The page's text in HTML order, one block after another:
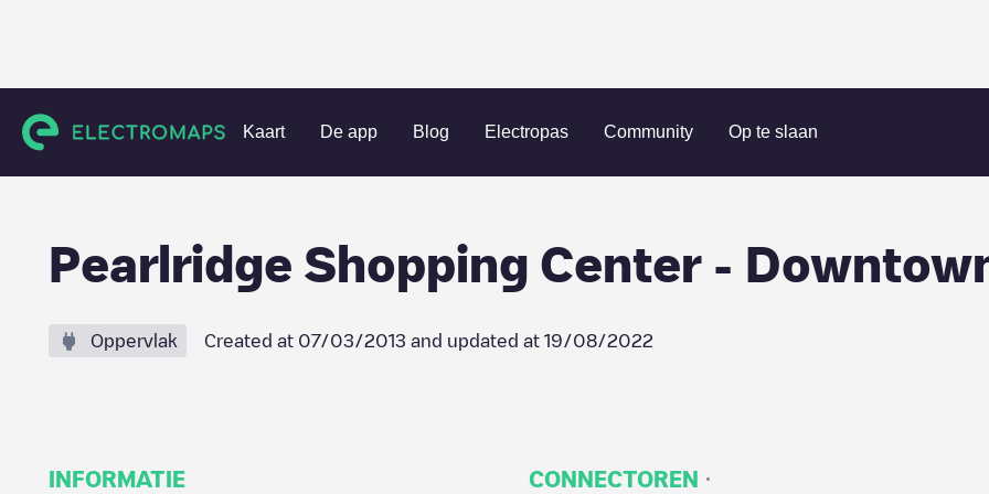
Kaart De app Blog Electropas Community Op te slaan
Charging stations Verenigde Staten Honolulu County Aiea Pearlridge Shopping Center - Downtown
Pearlridge Shopping Center -
Oppervlak Created at 07/03/2013 and updated at 19/08/2022
INFORMATIE CONNECTOREN ·